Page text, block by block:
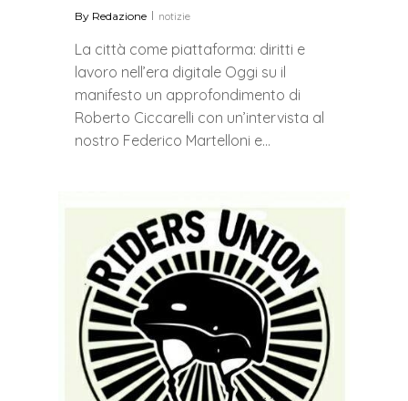
By Redazione notizie
La città come piattaforma: diritti e
lavoro nell’era digitale Oggi su il
manifesto un approfondimento di
Roberto Ciccarelli con un’intervista al
nostro Federico Martelloni e…